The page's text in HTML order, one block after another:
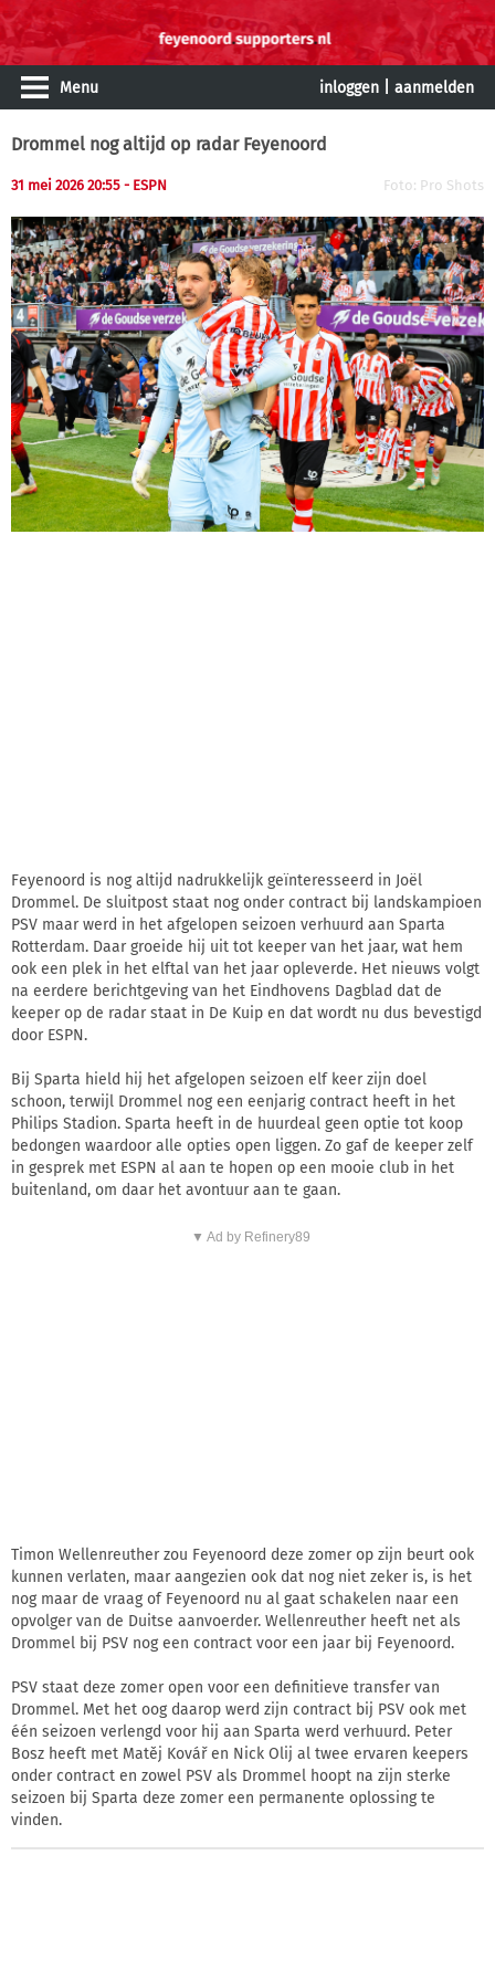
Menu inloggen aanmelden
Drommel nog altijd op radar Feyenoord
31 mei 2026 20:55 - ESPN Foto: Pro Shots
Feyenoord is nog altijd nadrukkelijk geïnteresseerd in Joël
Drommel. De sluitpost staat nog onder contract bij landskampioen
PSV maar werd in het afgelopen seizoen verhuurd aan Sparta
Rotterdam. Daar groeide hij uit tot keeper van het jaar, wat hem
ook een plek in het elftal van het jaar opleverde. Het nieuws volgt
na eerdere berichtgeving van het Eindhovens Dagblad dat de
keeper op de radar staat in De Kuip en dat wordt nu dus bevestigd
door ESPN.
Bij Sparta hield hij het afgelopen seizoen elf keer zijn doel
schoon, terwijl Drommel nog een eenjarig contract heeft in het
Philips Stadion. Sparta heeft in de huurdeal geen optie tot koop
bedongen waardoor alle opties open liggen. Zo gaf de keeper zelf
in gesprek met ESPN al aan te hopen op een mooie club in het
buitenland, om daar het avontuur aan te gaan.
▼ Ad by Refinery89
Timon Wellenreuther zou Feyenoord deze zomer op zijn beurt ook
kunnen verlaten, maar aangezien ook dat nog niet zeker is, is het
nog maar de vraag of Feyenoord nu al gaat schakelen naar een
opvolger van de Duitse aanvoerder. Wellenreuther heeft net als
Drommel bij PSV nog een contract voor een jaar bij Feyenoord.
PSV staat deze zomer open voor een definitieve transfer van
Drommel. Met het oog daarop werd zijn contract bij PSV ook met
één seizoen verlengd voor hij aan Sparta werd verhuurd. Peter
Bosz heeft met Matěj Kovář en Nick Olij al twee ervaren keepers
onder contract en zowel PSV als Drommel hoopt na zijn sterke
seizoen bij Sparta deze zomer een permanente oplossing te
vinden.